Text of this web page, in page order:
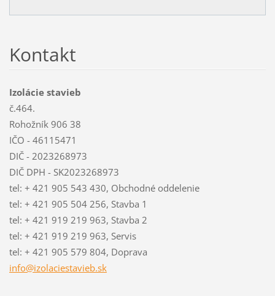
Kontakt
Izolácie stavieb
č.464.
Rohožník 906 38
IČO - 46115471
DIČ - 2023268973
DIČ DPH - SK2023268973
tel: + 421 905 543 430, Obchodné oddelenie
tel: + 421 905 504 256, Stavba 1
tel: + 421 919 219 963, Stavba 2
tel: + 421 919 219 963, Servis
tel: + 421 905 579 804, Doprava
info@izolaciestavieb.sk